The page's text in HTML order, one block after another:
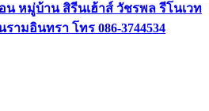
น หมู่บ้าน สิรีนเฮ้าส์ วัชรพล รีโนเวท
ามอินทรา โทร 086-3744534